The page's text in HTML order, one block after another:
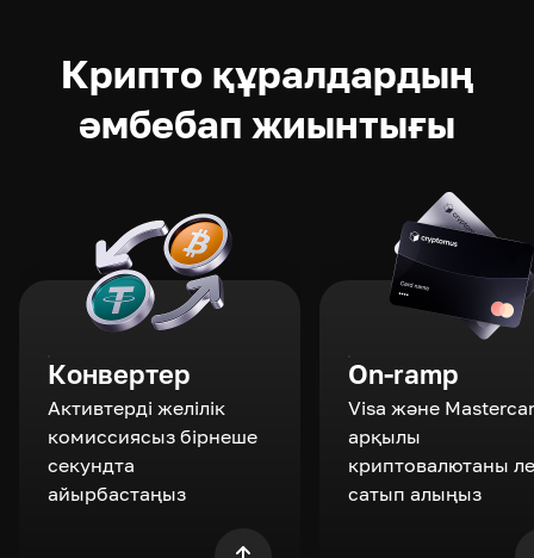
Крипто құралдардың
әмбебап жиынтығы
Конвертер
Активтерді желілік
комиссиясыз бірнеше
секундта
айырбастаңыз
On-ramp
Visa және
арқылы
криптовалютаны
сатып алыңыз